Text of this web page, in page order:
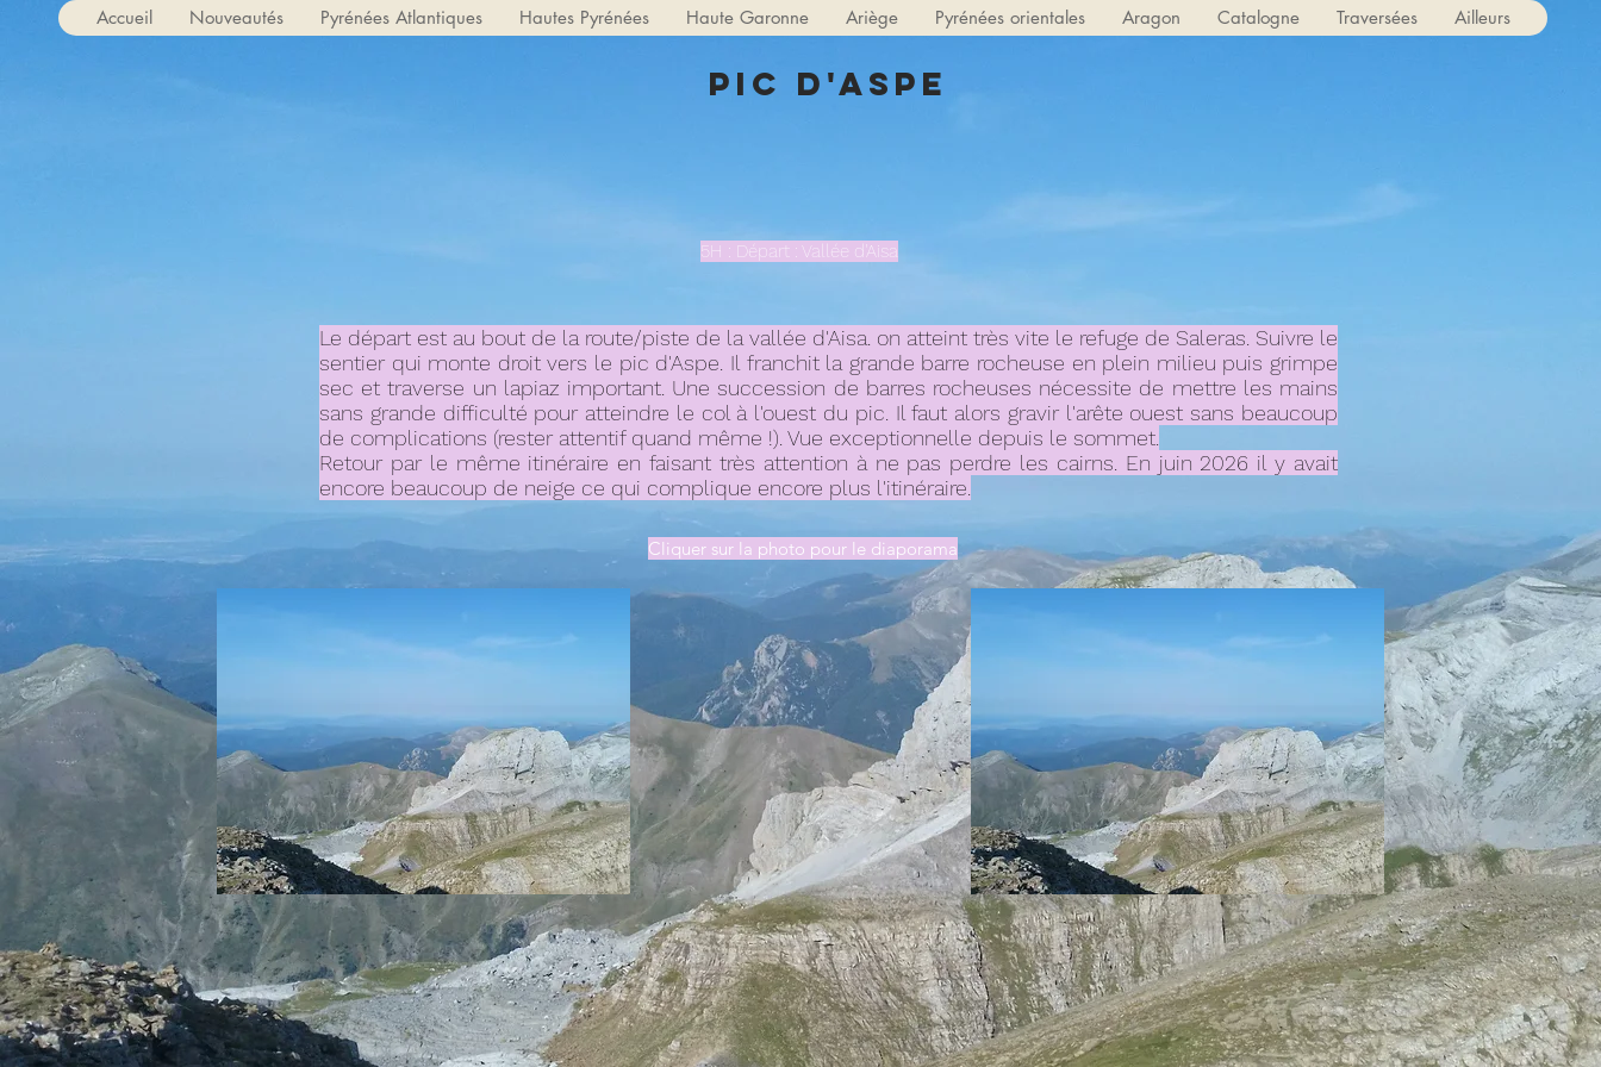
Accueil Nouveautés Pyrénées Atlantiques Hautes Pyrénées Haute Garonne Ariège Pyrénées orientales Aragon Catalogne Traversées Ailleurs
Pic d'Aspe
5H : Départ : Vallée d'Aisa
Le départ est au bout de la route/piste de la vallée d'Aisa. on atteint très vite le refuge de Saleras. Suivre le
sentier qui monte droit vers le pic d'Aspe. Il franchit la grande barre rocheuse en plein milieu puis grimpe
sec et traverse un lapiaz important. Une succession de barres rocheuses nécessite de mettre les mains
sans grande difficulté pour atteindre le col à l'ouest du pic. Il faut alors gravir l'arête ouest sans beaucoup
de complications (rester attentif quand même !). Vue exceptionnelle depuis le sommet.
Retour par le même itinéraire en faisant très attention à ne pas perdre les cairns. En juin 2026 il y avait
encore beaucoup de neige ce qui complique encore plus l'itinéraire.
Cliquer sur la photo pour le diaporama